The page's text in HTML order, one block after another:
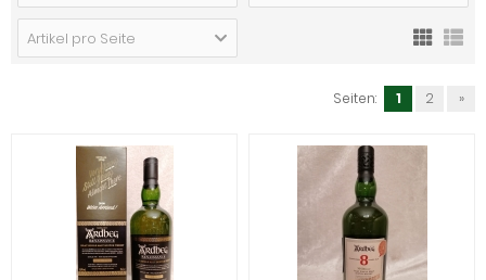
Artikel pro Seite
Seiten: 1 2 »